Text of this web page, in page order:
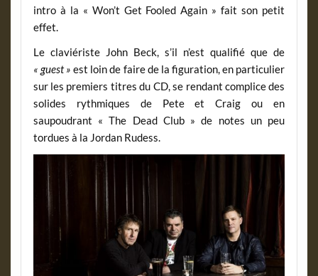
intro à la « Won’t Get Fooled Again » fait son petit
effet.
Le claviériste John Beck, s’il n’est qualifié que de
« guest » est loin de faire de la figuration, en particulier
sur les premiers titres du CD, se rendant complice des
solides rythmiques de Pete et Craig ou en
saupoudrant « The Dead Club » de notes un peu
tordues à la Jordan Rudess.